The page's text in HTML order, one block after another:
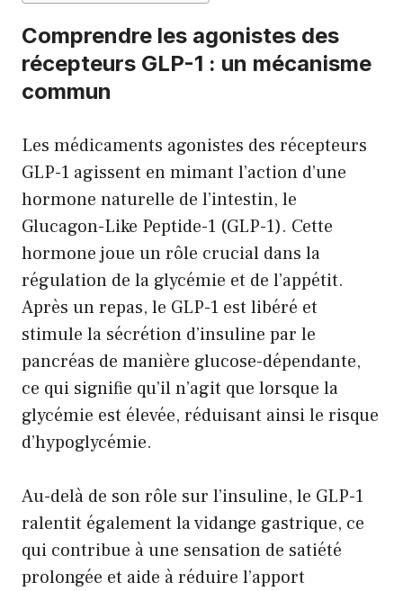
Comprendre les agonistes des
récepteurs GLP-1 : un mécanisme
commun
Les médicaments agonistes des récepteurs
GLP-1 agissent en mimant l’action d’une
hormone naturelle de l’intestin, le
Glucagon-Like Peptide-1 (GLP-1). Cette
hormone joue un rôle crucial dans la
régulation de la glycémie et de l’appétit.
Après un repas, le GLP-1 est libéré et
stimule la sécrétion d’insuline par le
pancréas de manière glucose-dépendante,
ce qui signifie qu’il n’agit que lorsque la
glycémie est élevée, réduisant ainsi le risque
d’hypoglycémie.
Au-delà de son rôle sur l’insuline, le GLP-1
ralentit également la vidange gastrique, ce
qui contribue à une sensation de satiété
prolongée et aide à réduire l’apport